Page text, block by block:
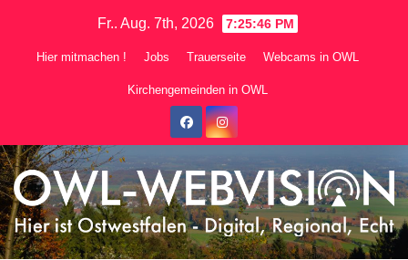
Fr.. Aug. 7th, 2026 7:25:48 PM
Hier mitmachen ! Jobs Trauerseite Webcams in OWL
Kirchengemeinden in OWL